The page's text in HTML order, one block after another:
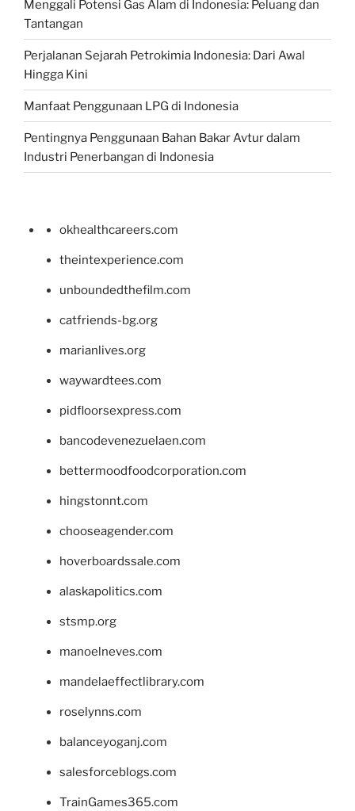
Menggali Potensi Gas Alam di Indonesia: Peluang dan
Tantangan
Perjalanan Sejarah Petrokimia Indonesia: Dari Awal
Hingga Kini
Manfaat Penggunaan LPG di Indonesia
Pentingnya Penggunaan Bahan Bakar Avtur dalam
Industri Penerbangan di Indonesia
okhealthcareers.com
theintexperience.com
unboundedthefilm.com
catfriends-bg.org
marianlives.org
waywardtees.com
pidfloorsexpress.com
bancodevenezuelaen.com
bettermoodfoodcorporation.com
hingstonnt.com
chooseagender.com
hoverboardssale.com
alaskapolitics.com
stsmp.org
manoelneves.com
mandelaeffectlibrary.com
roselynns.com
balanceyoganj.com
salesforceblogs.com
TrainGames365.com